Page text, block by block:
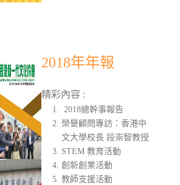
2018年年報
精彩內容 :
2018總幹事報告
榮譽顧問專訪：香港中
文大學校長 段崇智教授
STEM 教育活動
創新創業活動
教師支援活動